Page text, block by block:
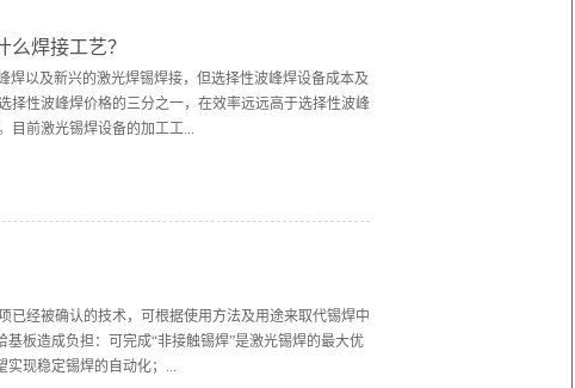
是通过脉冲加热，激光焊锡则是通过激光加热。不同于
一筹。 锡条焊接则是通过熔化整条锡条然后溶覆，其
焊接工艺？
焊以及新兴的激光焊锡焊接，但选择性波峰焊设备成本及
择性波峰焊价格的三分之一，在效率远远高于选择性波峰
目前激光锡焊设备的加工工...
点在焊点上，在通过激光加热融化锡膏，使其锡膏附
锡膏，残留会少。常见焊接产品软板和硬板焊接居多，
机构送到喷嘴处，然后激光照射，熔化锡...
已经被确认的技术，可根据使用方法及用途来取代锡焊中
板造成负担：可完成“非接触锡焊”是激光锡焊的最大优
实现稳定锡焊的自动化；...